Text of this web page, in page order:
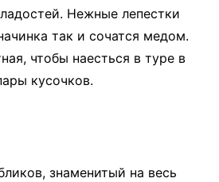
Нежные лепестки
так и сочатся медом.
чтобы наесться в туре в
кусочков.
знаменитый на весь